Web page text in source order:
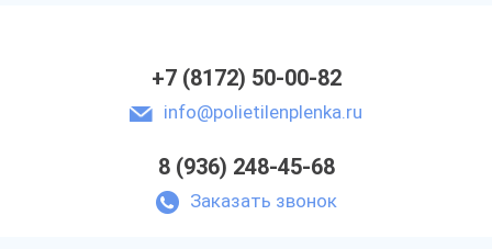
+7 (8172) 50-00-82
info@polietilenplenka.ru
8 (936) 248-45-68
Заказать звонок